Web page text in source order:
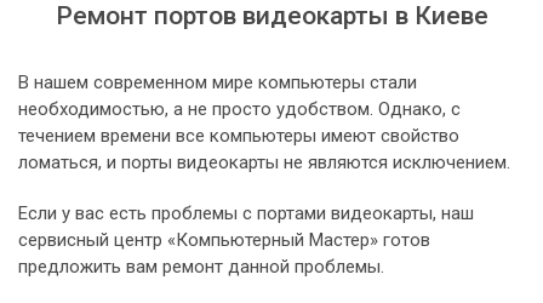
Ремонт портов видеокарты в Киеве
В нашем современном мире компьютеры стали
необходимостью, а не просто удобством. Однако, с
течением времени все компьютеры имеют свойство
ломаться, и порты видеокарты не являются исключением.
Если у вас есть проблемы с портами видеокарты, наш
сервисный центр «Компьютерный Мастер» готов
предложить вам ремонт данной проблемы.